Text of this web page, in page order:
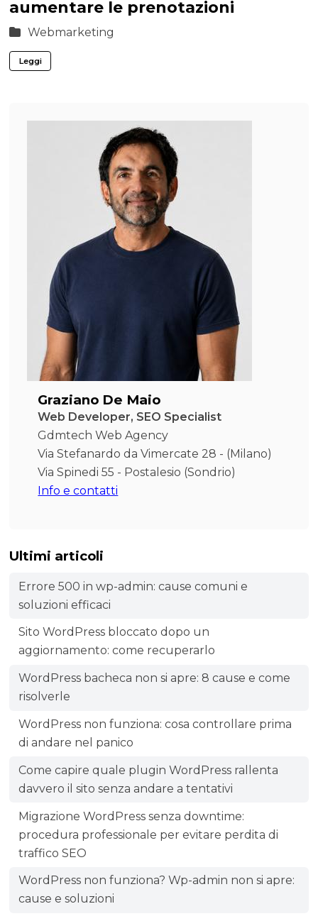
aumentare le prenotazioni
Webmarketing
Leggi
Graziano De Maio
Web Developer, SEO Specialist
Gdmtech Web Agency
Via Stefanardo da Vimercate 28 - (Milano)
Via Spinedi 55 - Postalesio (Sondrio)
Info e contatti
Ultimi articoli
Errore 500 in wp-admin: cause comuni e
soluzioni efficaci
Sito WordPress bloccato dopo un
aggiornamento: come recuperarlo
WordPress bacheca non si apre: 8 cause e come
risolverle
WordPress non funziona: cosa controllare prima
di andare nel panico
Come capire quale plugin WordPress rallenta
davvero il sito senza andare a tentativi
Migrazione WordPress senza downtime:
procedura professionale per evitare perdita di
traffico SEO
WordPress non funziona? Wp-admin non si apre:
cause e soluzioni